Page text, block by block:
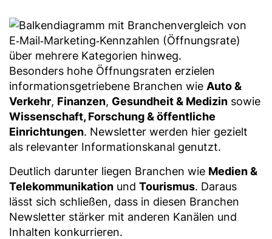
Besonders hohe Öffnungsraten erzielen
informationsgetriebene Branchen wie Auto &
Verkehr, Finanzen, Gesundheit & Medizin sowie
Wissenschaft, Forschung & öffentliche
Einrichtungen. Newsletter werden hier gezielt
als relevanter Informationskanal genutzt.
Deutlich darunter liegen Branchen wie Medien &
Telekommunikation und Tourismus. Daraus
lässt sich schließen, dass in diesen Branchen
Newsletter stärker mit anderen Kanälen und
Inhalten konkurrieren.